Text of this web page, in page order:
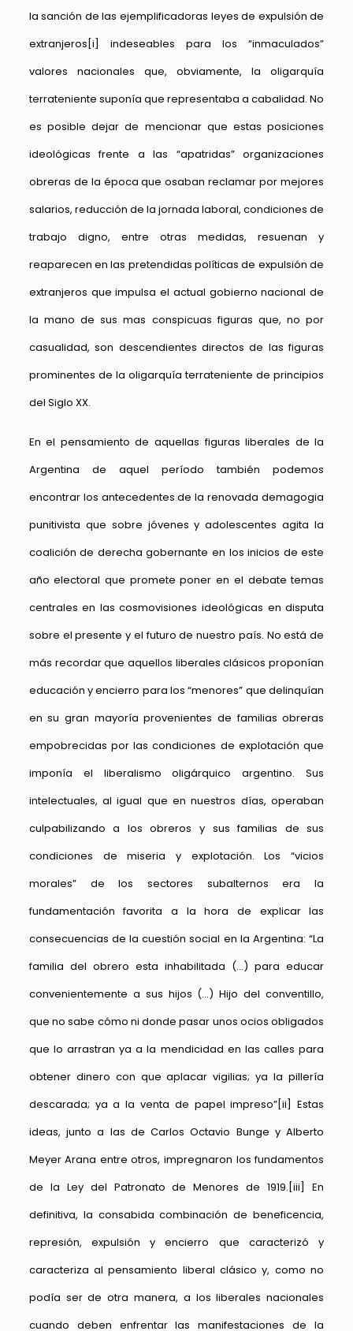
la sanción de las ejemplificadoras leyes de expulsión de
extranjeros [i]
indeseables para los “inmaculados”
valores nacionales que, obviamente, la oligarquía
terrateniente suponía que representaba a cabalidad. No
es posible dejar de mencionar que estas posiciones
ideológicas frente a las “apatridas” organizaciones
obreras de la época que osaban reclamar por mejores
salarios, reducción de la jornada laboral, condiciones de
trabajo digno, entre otras medidas, resuenan y
reaparecen en las pretendidas políticas de expulsión de
extranjeros que impulsa el actual gobierno nacional de
la mano de sus mas conspicuas figuras que, no por
casualidad, son descendientes directos de las figuras
prominentes de la oligarquía terrateniente de principios
del Siglo XX.
En el pensamiento de aquellas figuras liberales de la
Argentina de aquel período también podemos
encontrar los antecedentes de la renovada demagogia
punitivista que sobre jóvenes y adolescentes agita la
coalición de derecha gobernante en los inicios de este
año electoral que promete poner en el debate temas
centrales en las cosmovisiones ideológicas en disputa
sobre el presente y el futuro de nuestro país. No está de
más recordar que aquellos liberales clásicos proponían
educación y encierro para los “menores” que delinquían
en su gran mayoría provenientes de familias obreras
empobrecidas por las condiciones de explotación que
imponía el liberalismo oligárquico argentino. Sus
intelectuales, al igual que en nuestros días, operaban
culpabilizando a los obreros y sus familias de sus
condiciones de miseria y explotación. Los “vicios
morales” de los sectores subalternos era la
fundamentación favorita a la hora de explicar las
consecuencias de la cuestión social en la Argentina: “La
familia del obrero esta inhabilitada (…) para educar
convenientemente a sus hijos (…) Hijo del conventillo,
que no sabe cómo ni donde pasar unos ocios obligados
que lo arrastran ya a la mendicidad en las calles para
obtener dinero con que aplacar vigilias; ya la pillería
descarada; ya a la venta de papel impreso” [ii]
Estas
ideas, junto a las de Carlos Octavio Bunge y Alberto
Meyer Arana entre otros, impregnaron los fundamentos
de la Ley del Patronato de Menores de 1919. [iii]
En
definitiva, la consabida combinación de beneficencia,
represión, expulsión y encierro que caracterizó y
caracteriza al pensamiento liberal clásico y, como no
podía ser de otra manera, a los liberales nacionales
cuando deben enfrentar las manifestaciones de la